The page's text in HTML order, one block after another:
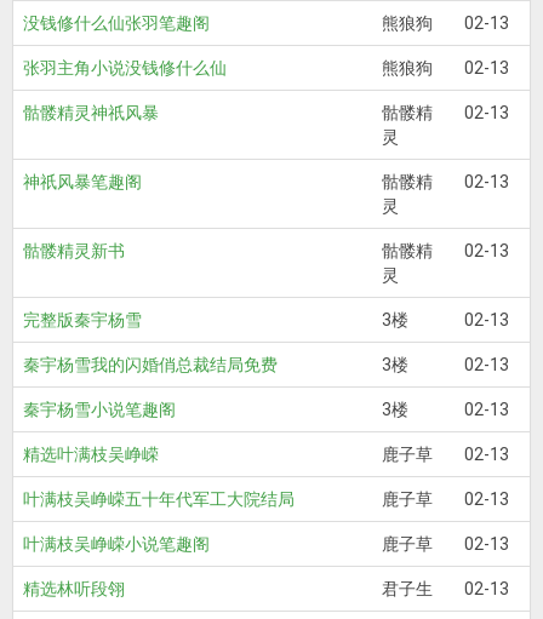
没钱修什么仙张羽笔趣阁 熊狼狗 02-13
张羽主角小说没钱修什么仙 熊狼狗 02-13
骷髅精灵神祇风暴
骷髅精
灵
02-13
神祇风暴笔趣阁
骷髅精
灵
02-13
骷髅精灵新书
骷髅精
灵
02-13
完整版秦宇杨雪 3楼 02-13
秦宇杨雪我的闪婚俏总裁结局免费 3楼 02-13
秦宇杨雪小说笔趣阁 3楼 02-13
精选叶满枝吴峥嵘 鹿子草 02-13
叶满枝吴峥嵘五十年代军工大院结局 鹿子草 02-13
叶满枝吴峥嵘小说笔趣阁 鹿子草 02-13
精选林听段翎 君子生 02-13